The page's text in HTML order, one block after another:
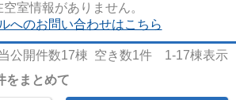
空室情報がありません。
へのお問い合わせはこちら
公開件数17棟 空き数1件 1-17棟表示
をまとめて